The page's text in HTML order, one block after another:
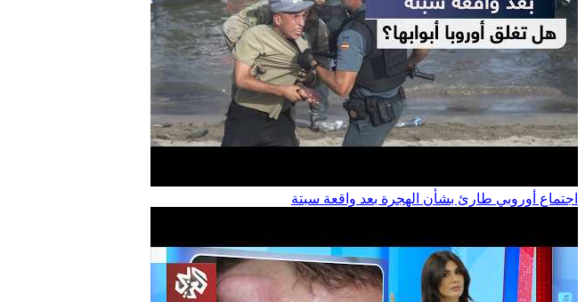
اجتماع أوروبي طارئ بشأن الهجرة بعد واقعة سبتة